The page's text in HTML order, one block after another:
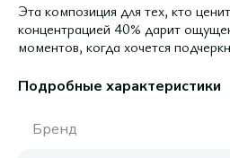
Эта композиция для тех, кто
концентрацией 40% дарит
моментов, когда хочется
Подробные характеристики
Бренд